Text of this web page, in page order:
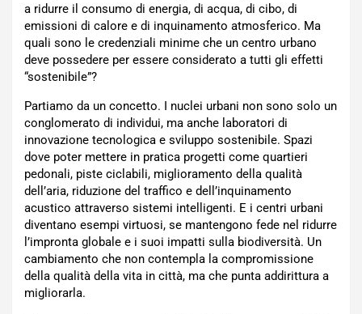
a ridurre il consumo di energia, di acqua, di cibo, di
emissioni di calore e di inquinamento atmosferico. Ma
quali sono le credenziali minime che un centro urbano
deve possedere per essere considerato a tutti gli effetti
“sostenibile”?
Partiamo da un concetto. I nuclei urbani non sono solo un
conglomerato di individui, ma anche laboratori di
innovazione tecnologica e sviluppo sostenibile. Spazi
dove poter mettere in pratica progetti come quartieri
pedonali, piste ciclabili, miglioramento della qualità
dell’aria, riduzione del traffico e dell’inquinamento
acustico attraverso sistemi intelligenti. E i centri urbani
diventano esempi virtuosi, se mantengono fede nel ridurre
l’impronta globale e i suoi impatti sulla biodiversità. Un
cambiamento che non contempla la compromissione
della qualità della vita in città, ma che punta addirittura a
migliorarla.